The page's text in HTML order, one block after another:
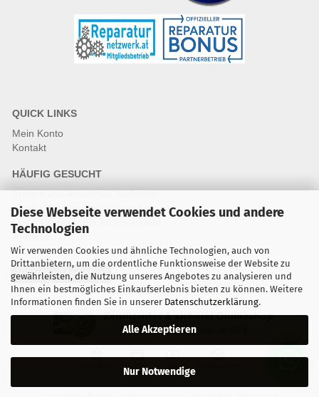
Diese Webseite verwendet Cookies und andere
Technologien
Wir verwenden Cookies und ähnliche Technologien, auch von
Drittanbietern, um die ordentliche Funktionsweise der Website zu
gewährleisten, die Nutzung unseres Angebotes zu analysieren und
Ihnen ein bestmögliches Einkaufserlebnis bieten zu können. Weitere
Informationen finden Sie in unserer Datenschutzerklärung.
Alle Akzeptieren
Nur Notwendige
QUICK LINKS
Mein Konto
Kontakt
HÄUFIG GESUCHT
Fragen und Antworten Webshop
Fragen & Antworten Reparatur
Qualitätsstandards für Ersatzteile
Reparaturablauf
Vertrag widerrufen
Zertifizierter & sicherer Onlineshop
Kostenloser Versand ab 30 €
Karte